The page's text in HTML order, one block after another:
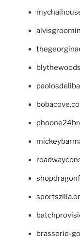
brasserie-